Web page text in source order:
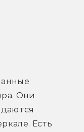
Они
Есть